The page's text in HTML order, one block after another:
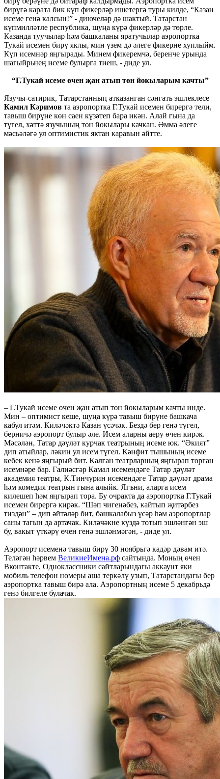
бирүгә карата бик күп фикерләр ишетергә туры килде, “Казан
исеме генә калсын!” - диючеләр дә шактый. Татарстан
күпмилләтле республика, шуңа күрә фикерләр дә төрле.
Казанда туучылар һәм башкаланы яратучылар аэропортка
Тукай исемен бирү яклы, мин үзем дә әлеге фикерне хуплыйм.
Күп исемнәр яңгырады. Минем фикеремчә, беренче урында
шагыйрьнең исеме булырга тиеш, - диде ул.
“Г.Тукай исеме өчен җан атып төн йокыларым качты”
Язучы-сатирик, Татарстанның атказанган сәнгать эшлеклесе
Камил Кәримов та аэропортка Г.Тукай исемен бирергә тели,
тавыш бирүне көн саен күзәтеп бара икән. Алай гына да
түгел, хәттә язучының төн йокылары качкан. Әмма әлеге
мәсьәләгә ул оптимистик яктан каравын әйтте.
– Г.Тукай исеме өчен җан атып төн йокыларым качты инде.
Мин – оптимист кеше, шуңа күрә тавыш бирүне башкача
кабул итәм. Киләчәктә Казан үсәчәк. Бездә бер генә түгел,
берничә аэропорт булыр әле. Исем аларны аеру өчен кирәк.
Мәсәлән, Татар дәүләт курчак театрының исеме юк. “Әкият”
дип атыйлар, ләкин ул исем түгел. Кәнфит тышының исеме
кебек кенә яңгырый бит. Калган театрларның яңгырап торган
исемнәре бар. Галиәсгәр Камал исемендәге Татар дәүләт
академия театры, К.Тинчурин исемендәге Татар дәүләт драма
һәм комедия театрын гына алыйк. Ягъни, аларга исем
килешеп һәм яңгырап тора. Бу очракта да аэропортка Г.Тукай
исемен бирергә кирәк. “Шәп чигенәбез, кайтып җитәрбез
тиздән” – дип әйтәләр бит, башкалабыз үсәр һәм аэропортлар
саны тагын да артачак. Киләчәкне күздә тотып эшләнгән эш
бу, вакыт үткәрү өчен генә эшләнмәгән, - диде ул.
Аэропорт исеменә тавыш бирү 30 ноябрьгә кадәр дәвам итә.
Теләгән һәрвем ВеликиеИмена.рф сайтында. Моның өчен
Вконтакте, Одноклассники сайтларындагы аккаунт яки
мобиль телефон номеры аша теркәлү узып, Татарстандагы бер
аэропортка тавыш бирә ала. Аэропортның исеме 5 декабрьдә
генә билгеле булачак.